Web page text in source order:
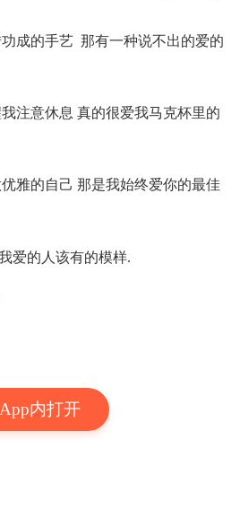
App内打开
成的手艺 那有一种说不出的爱的
注意休息 真的很爱我马克杯里的
雅的自己 那是我始终爱你的最佳
爱的人该有的模样.